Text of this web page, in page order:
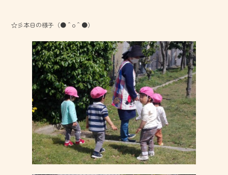
☆彡本日の様子（●＾o＾●）